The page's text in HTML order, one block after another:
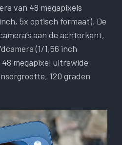
van 48 megapixels
5x optisch formaat). De
aan de achterkant,
(1/1,56 inch
megapixel ultrawide
120 graden